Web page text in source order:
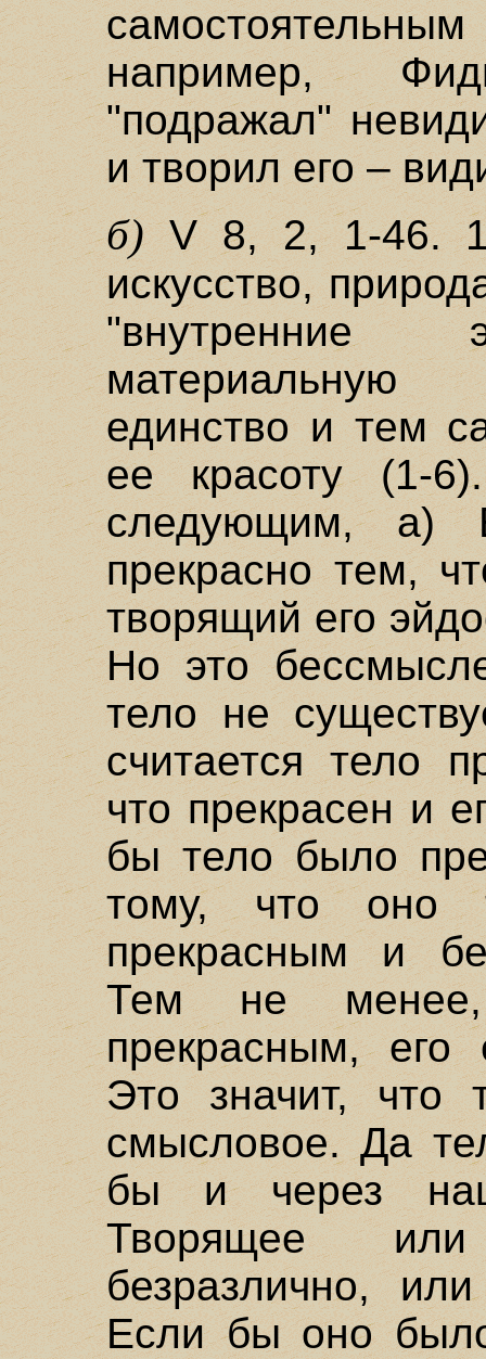
например,
"подражал"
и творил его –
б)V 8, 2, 1-46.
искусство,
"внутренние
материальную
единство и тем
ее красоту (1-
следующим, а)
прекрасно тем,
творящий его
Но это
тело не
считается тело
что прекрасен и
бы тело было
тому, что оно
прекрасным и
Тем не
прекрасным, его
Это значит, что
смысловое. Да
бы и через
Творящее
безразлично,
Если бы оно